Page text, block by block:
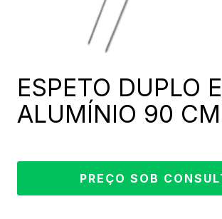
ESPETO DUPLO
ALUMÍNIO 90